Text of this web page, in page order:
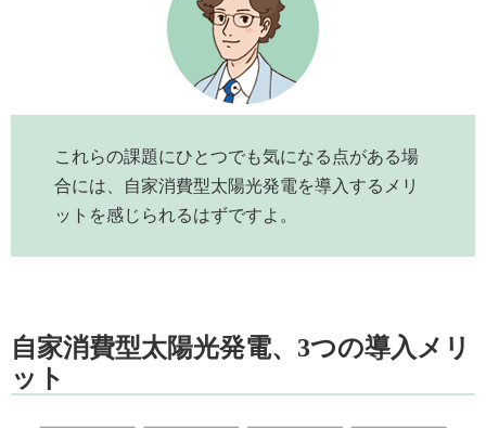
これらの課題にひとつでも気になる点がある場
合には、自家消費型太陽光発電を導入するメリ
ットを感じられるはずですよ。
自家消費型太陽光発電、3つの導入メリ
ット